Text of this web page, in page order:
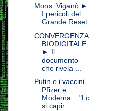
Mons. Viganò ►
I pericoli del
Grande Reset
CONVERGENZA
BIODIGITALE
► Il
documento
che rivela ...
Putin e i vaccini
Pfizer e
Moderna... "Lo
si capir...